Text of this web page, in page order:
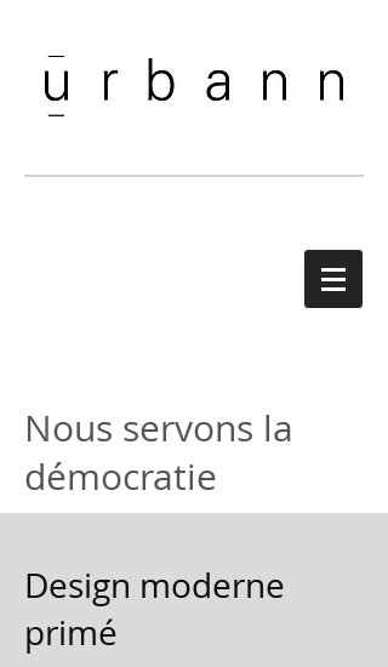
Nous servons la
démocratie
Design moderne
primé